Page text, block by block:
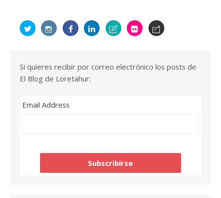
Si quieres recibir por correo electrónico los posts de
El Blog de Loretahur:
Email Address